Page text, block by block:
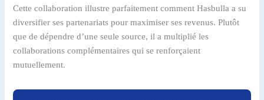
Cette collaboration illustre parfaitement comment Hasbulla a su
diversifier ses partenariats pour maximiser ses revenus. Plutôt
que de dépendre d’une seule source, il a multiplié les
collaborations complémentaires qui se renforçaient
mutuellement.